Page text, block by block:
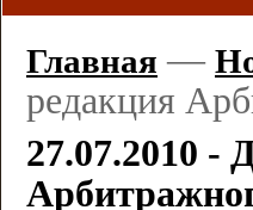
Главная —
редакция
27.07.2010 -